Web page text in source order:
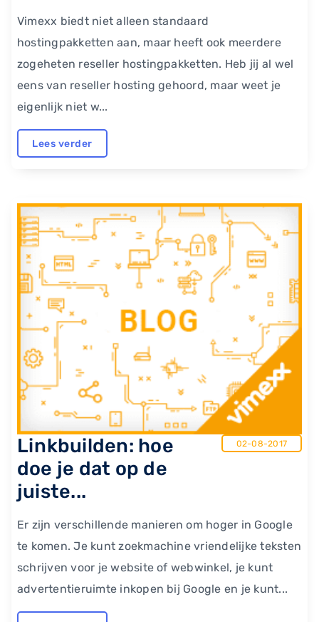
Vimexx biedt niet alleen standaard
hostingpakketten aan, maar heeft ook meerdere
zogeheten reseller hostingpakketten. Heb jij al wel
eens van reseller hosting gehoord, maar weet je
eigenlijk niet w...
Lees verder
Linkbuilden: hoe
doe je dat op de
juiste...
02-08-2017
Er zijn verschillende manieren om hoger in Google
te komen. Je kunt zoekmachine vriendelijke teksten
schrijven voor je website of webwinkel, je kunt
advertentieruimte inkopen bij Google en je kunt...